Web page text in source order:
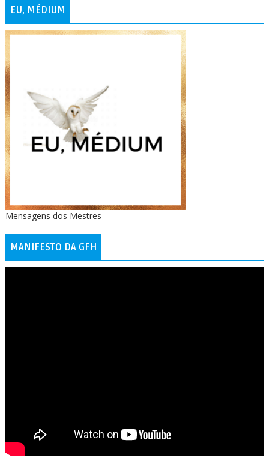
EU, MÉDIUM
Mensagens dos Mestres
MANIFESTO DA GFH